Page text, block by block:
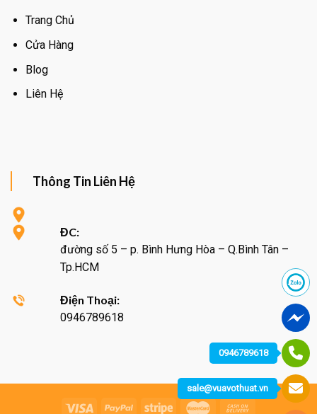
Trang Chủ
Cửa Hàng
Blog
Liên Hệ
Thông Tin Liên Hệ
ĐC:
đường số 5 – p. Bình Hưng Hòa – Q.Bình Tân –
Tp.HCM
Điện Thoại:
0946789618
0946789618
sale@vuavothuat.vn